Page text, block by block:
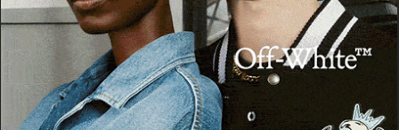
Giornata internazionale della poesia,
sabato a Posada l’evento “Boghes in sa
Foghe”
17 Marzo 2026, 18:36